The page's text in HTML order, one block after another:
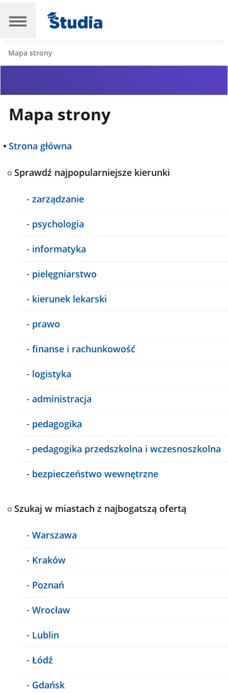
Mapa strony
Mapa strony
• Strona główna
Sprawdź najpopularniejsze kierunki
- zarządzanie
- psychologia
- informatyka
- pielęgniarstwo
- kierunek lekarski
- prawo
- finanse i rachunkowość
- logistyka
- administracja
- pedagogika
- pedagogika przedszkolna i wczesnoszkolna
- bezpieczeństwo wewnętrzne
Szukaj w miastach z najbogatszą ofertą
- Warszawa
- Kraków
- Poznań
- Wrocław
- Lublin
- Łódź
- Gdańsk